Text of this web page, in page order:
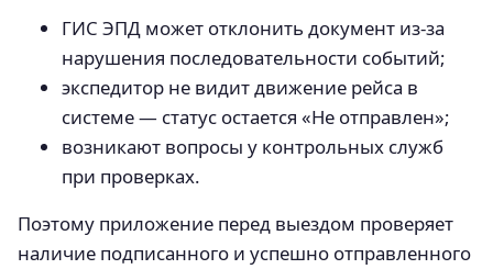
ГИС ЭПД может отклонить документ из‑за
нарушения последовательности событий;
экспедитор не видит движение рейса в
системе — статус остается «Не отправлен»;
возникают вопросы у контрольных служб
при проверках.
Поэтому приложение перед выездом проверяет
наличие подписанного и успешно отправленного